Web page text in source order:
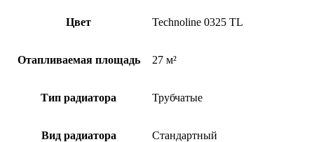
Цвет Technoline 0325 TL
Отапливаемая площадь 27 м²
Тип радиатора Трубчатые
Вид радиатора Стандартный